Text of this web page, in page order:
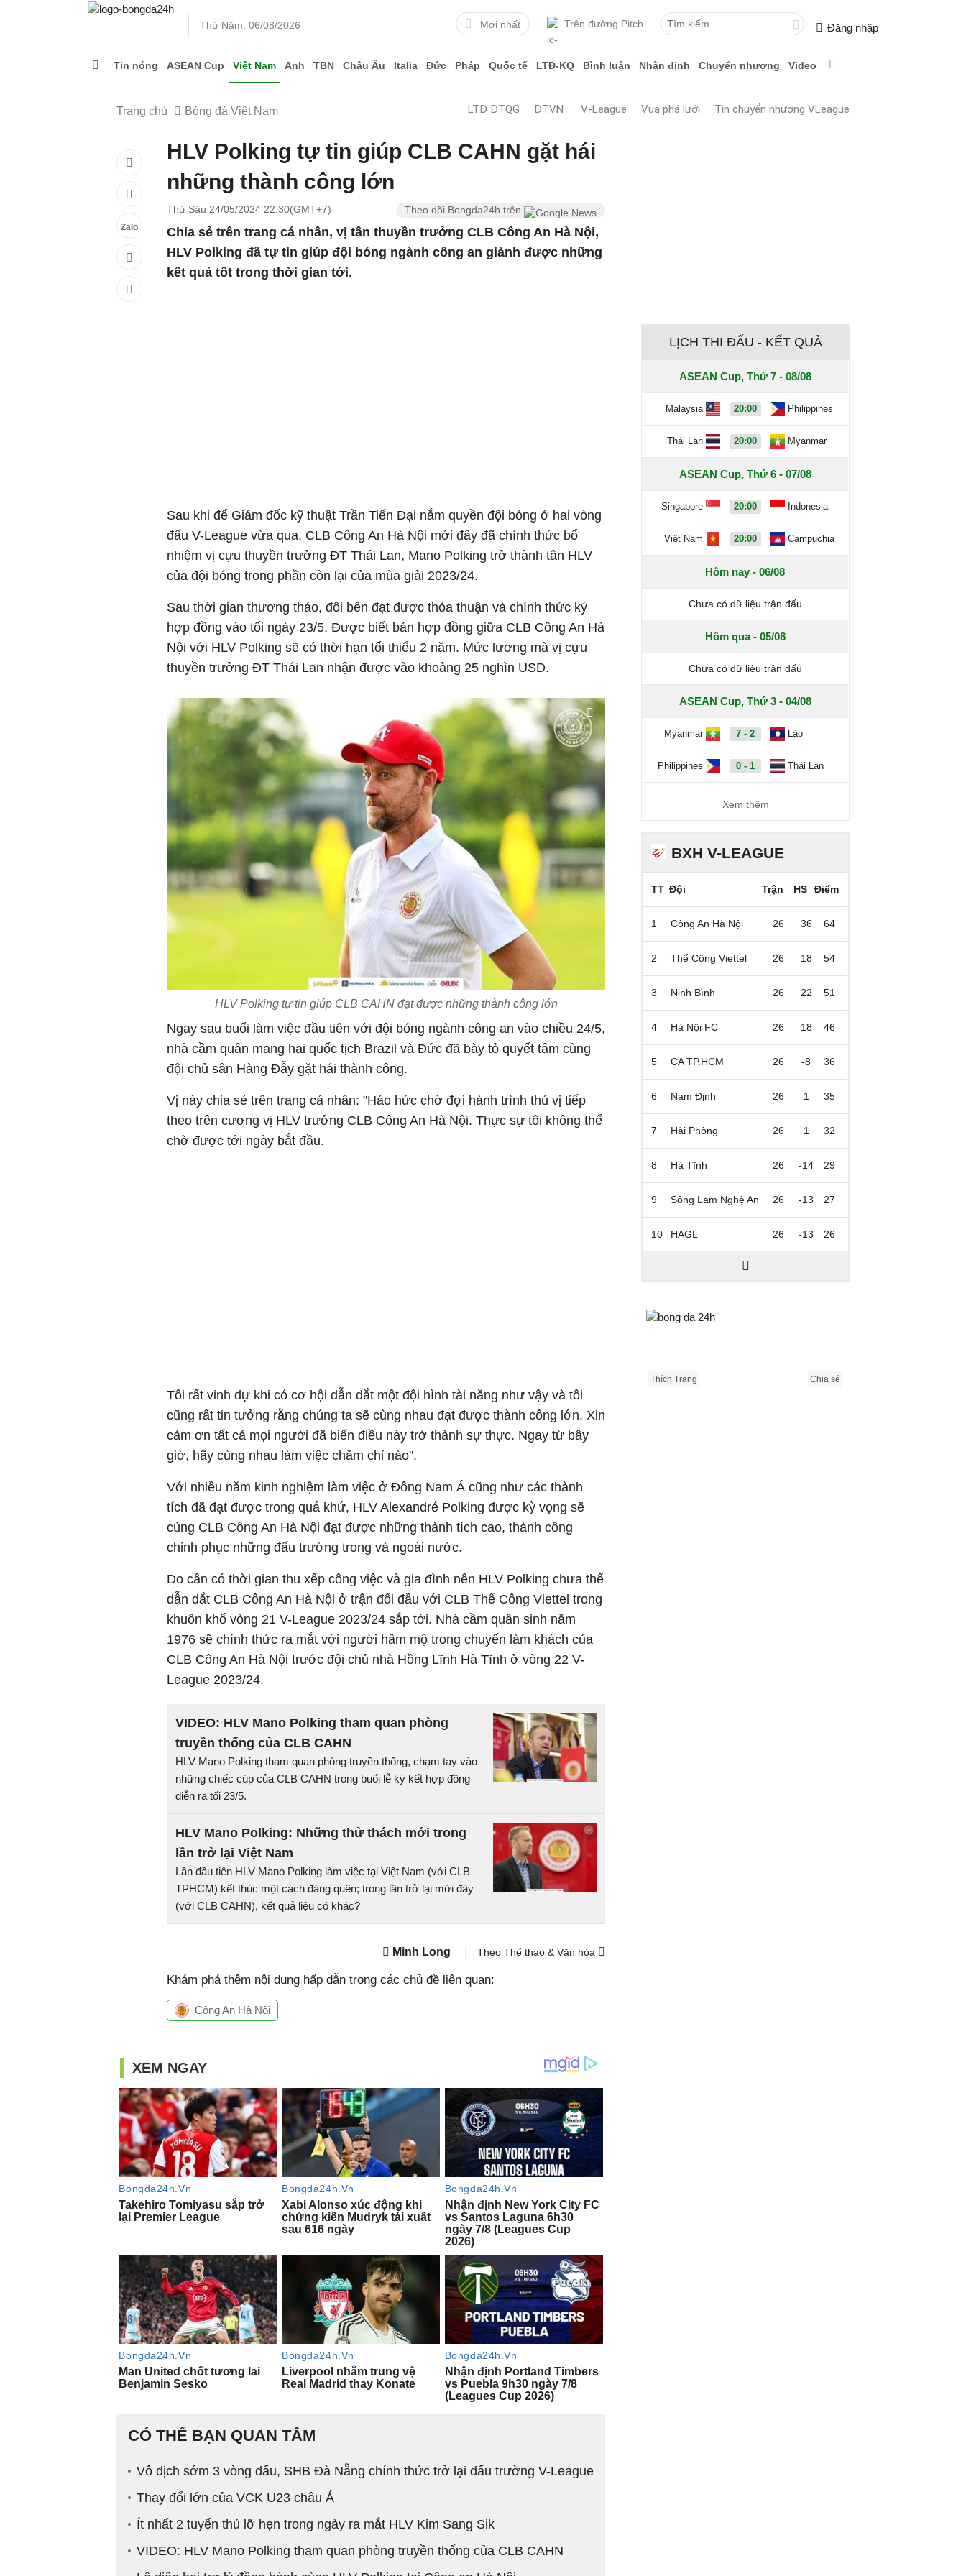
Thứ Năm, 06/08/2026 Mới nhất Trên đường Pitch Đăng nhập
Tin nóng ASEAN Cup Việt Nam Anh TBN Châu Âu Italia Đức Pháp Quốc tế LTĐ-KQ Bình luận Nhận định Chuyển nhượng Video
Trang chủ Bóng đá Việt Nam LTĐ ĐTQG ĐTVN V-League Vua phá lưới Tin chuyển nhượng VLeague
Zalo
HLV Polking tự tin giúp CLB CAHN gặt hái
những thành công lớn
Thứ Sáu 24/05/2024 22:30(GMT+7) Theo dõi Bongda24h trên
Chia sẻ trên trang cá nhân, vị tân thuyền trưởng CLB Công An Hà Nội,
HLV Polking đã tự tin giúp đội bóng ngành công an giành được những
kết quả tốt trong thời gian tới.
Sau khi để Giám đốc kỹ thuật Trần Tiến Đại nắm quyền đội bóng ở hai vòng
đấu V-League vừa qua, CLB Công An Hà Nội mới đây đã chính thức bổ
nhiệm vị cựu thuyền trưởng ĐT Thái Lan, Mano Polking trở thành tân HLV
của đội bóng trong phần còn lại của mùa giải 2023/24.
Sau thời gian thương thảo, đôi bên đạt được thỏa thuận và chính thức ký
hợp đồng vào tối ngày 23/5. Được biết bản hợp đồng giữa CLB Công An Hà
Nội với HLV Polking sẽ có thời hạn tối thiểu 2 năm. Mức lương mà vị cựu
thuyền trưởng ĐT Thái Lan nhận được vào khoảng 25 nghìn USD.
HLV Polking tự tin giúp CLB CAHN đạt được những thành công lớn
Ngay sau buổi làm việc đầu tiên với đội bóng ngành công an vào chiều 24/5,
nhà cầm quân mang hai quốc tịch Brazil và Đức đã bày tỏ quyết tâm cùng
đội chủ sân Hàng Đẫy gặt hái thành công.
Vị này chia sẻ trên trang cá nhân: "Háo hức chờ đợi hành trình thú vị tiếp
theo trên cương vị HLV trưởng CLB Công An Hà Nội. Thực sự tôi không thể
chờ được tới ngày bắt đầu.
Tôi rất vinh dự khi có cơ hội dẫn dắt một đội hình tài năng như vậy và tôi
cũng rất tin tưởng rằng chúng ta sẽ cùng nhau đạt được thành công lớn. Xin
cảm ơn tất cả mọi người đã biến điều này trở thành sự thực. Ngay từ bây
giờ, hãy cùng nhau làm việc chăm chỉ nào".
Với nhiều năm kinh nghiệm làm việc ở Đông Nam Á cũng như các thành
tích đã đạt được trong quá khứ, HLV Alexandré Polking được kỳ vọng sẽ
cùng CLB Công An Hà Nội đạt được những thành tích cao, thành công
chinh phục những đấu trường trong và ngoài nước.
Do cần có thời gian thu xếp công việc và gia đình nên HLV Polking chưa thể
dẫn dắt CLB Công An Hà Nội ở trận đối đầu với CLB Thể Công Viettel trong
khuôn khổ vòng 21 V-League 2023/24 sắp tới. Nhà cầm quân sinh năm
1976 sẽ chính thức ra mắt với người hâm mộ trong chuyến làm khách của
CLB Công An Hà Nội trước đội chủ nhà Hồng Lĩnh Hà Tĩnh ở vòng 22 V-
League 2023/24.
VIDEO: HLV Mano Polking tham quan phòng
truyền thống của CLB CAHN
HLV Mano Polking tham quan phòng truyền thống, chạm tay vào
những chiếc cúp của CLB CAHN trong buổi lễ ký kết hợp đồng
diễn ra tối 23/5.
HLV Mano Polking: Những thử thách mới trong
lần trở lại Việt Nam
Lần đầu tiên HLV Mano Polking làm việc tại Việt Nam (với CLB
TPHCM) kết thúc một cách đáng quên; trong lần trở lại mới đây
(với CLB CAHN), kết quả liệu có khác?
Minh Long Theo Thể thao & Văn hóa
Khám phá thêm nội dung hấp dẫn trong các chủ đề liên quan:
Công An Hà Nội
CÓ THỂ BẠN QUAN TÂM
Vô địch sớm 3 vòng đấu, SHB Đà Nẵng chính thức trở lại đấu trường V-League
Thay đổi lớn của VCK U23 châu Á
Ít nhất 2 tuyển thủ lỡ hẹn trong ngày ra mắt HLV Kim Sang Sik
VIDEO: HLV Mano Polking tham quan phòng truyền thống của CLB CAHN
LỊCH THI ĐẤU - KẾT QUẢ
ASEAN Cup, Thứ 7 - 08/08
Malaysia 20:00 Philippines
Thái Lan 20:00 Myanmar
ASEAN Cup, Thứ 6 - 07/08
Singapore 20:00 Indonesia
Việt Nam 20:00 Campuchia
Hôm nay - 06/08
Chưa có dữ liệu trận đấu
Hôm qua - 05/08
Chưa có dữ liệu trận đấu
ASEAN Cup, Thứ 3 - 04/08
Myanmar 7 - 2 Lào
Philippines 0 - 1 Thái Lan
Xem thêm
BXH V-LEAGUE
TT Đội Trận HS Điểm
1 Công An Hà Nội 26 36 64
2 Thể Công Viettel 26 18 54
3 Ninh Bình 26 22 51
4 Hà Nội FC 26 18 46
5 CA TP.HCM 26 -8 36
6 Nam Định 26 1 35
7 Hải Phòng 26 1 32
8 Hà Tĩnh 26 -14 29
9 Sông Lam Nghệ An 26 -13 27
10 HAGL 26 -13 26
Thích Trang Chia sẻ